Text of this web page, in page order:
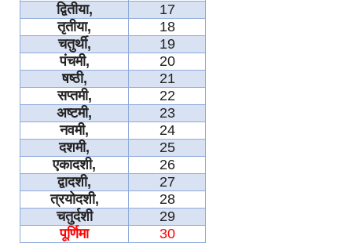
द्वितीया,
17
तृतीया,
18
चतुर्थी,
19
पंचमी,
20
षष्ठी,
21
सप्तमी,
22
अष्टमी,
23
नवमी,
24
दशमी,
25
एकादशी,
26
द्वादशी,
27
त्रयोदशी,
28
चतुर्दशी
29
पूर्णिमा
30